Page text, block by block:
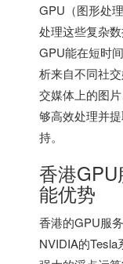
GPU（图形处
处理这些复杂
GPU能在短时
析来自不同社
交媒体上的图
够高效处理并
持。
香港
能优势
香港的GPU服
NVIDIA的Tesla